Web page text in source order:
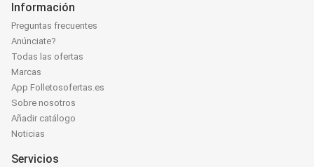
Información
Preguntas frecuentes
Anúnciate?
Todas las ofertas
Marcas
App Folletosofertas.es
Sobre nosotros
Añadir catálogo
Noticias
Servicios